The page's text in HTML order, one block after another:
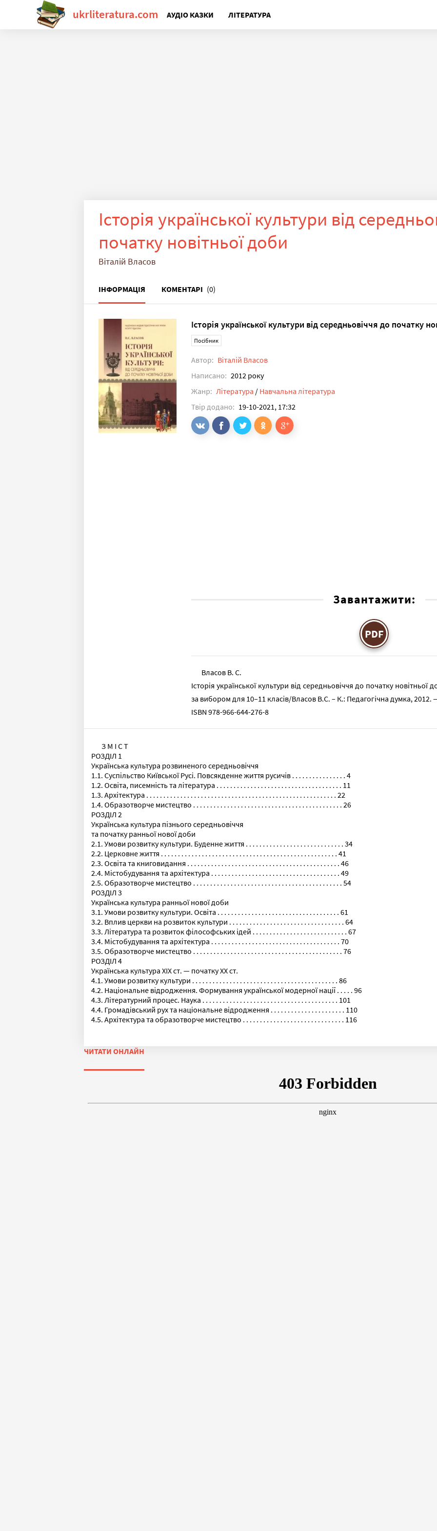
ukrliteratura.com АУДІО КАЗКИ ЛІТЕРАТУРА
Історія української культури від
початку новітньої доби
Віталій Власов
ІНФОРМАЦІЯ КОМЕНТАРІ (0)
Історія української культури від середньовіччя до початку
Посібник
Автор: Віталій Власов
Написано: 2012 року
Жанр: Література / Навчальна література
Твір додано: 19-10-2021, 17:32
Завантажити:
PDF
Власов В. С.
Історія української культури від середньовіччя до початку
за вибором для 10–11 класів/Власов В.С. – К.: Педагогічна думка, 2012.
ISBN 978-966-644-276-8
З М І С Т
РОЗДІЛ 1
Українська культура розвиненого середньовіччя
1.1. Суспільство Київської Русі. Повсякденне життя русичів . . . . . . . . . . . . . . . . 4
1.2. Освіта, писемність та література . . . . . . . . . . . . . . . . . . . . . . . . . . . . . . . . . . . . . 11
1.3. Архітектура . . . . . . . . . . . . . . . . . . . . . . . . . . . . . . . . . . . . . . . . . . . . . . . . . . . . . . . . 22
1.4. Образотворче мистецтво . . . . . . . . . . . . . . . . . . . . . . . . . . . . . . . . . . . . . . . . . . . . 26
РОЗДІЛ 2
Українська культура пізнього середньовіччя
та початку ранньої нової доби
2.1. Умови розвитку культури. Буденне життя . . . . . . . . . . . . . . . . . . . . . . . . . . . . . 34
2.2. Церковне життя . . . . . . . . . . . . . . . . . . . . . . . . . . . . . . . . . . . . . . . . . . . . . . . . . . . . 41
2.3. Освіта та книговидання . . . . . . . . . . . . . . . . . . . . . . . . . . . . . . . . . . . . . . . . . . . . . 46
2.4. Містобудування та архітектура . . . . . . . . . . . . . . . . . . . . . . . . . . . . . . . . . . . . . . 49
2.5. Образотворче мистецтво . . . . . . . . . . . . . . . . . . . . . . . . . . . . . . . . . . . . . . . . . . . . 54
РОЗДІЛ 3
Українська культура ранньої нової доби
3.1. Умови розвитку культури. Освіта . . . . . . . . . . . . . . . . . . . . . . . . . . . . . . . . . . . . 61
3.2. Вплив церкви на розвиток культури . . . . . . . . . . . . . . . . . . . . . . . . . . . . . . . . . . 64
3.3. Література та розвиток філософських ідей . . . . . . . . . . . . . . . . . . . . . . . . . . . . 67
3.4. Містобудування та архітектура . . . . . . . . . . . . . . . . . . . . . . . . . . . . . . . . . . . . . . 70
3.5. Образотворче мистецтво . . . . . . . . . . . . . . . . . . . . . . . . . . . . . . . . . . . . . . . . . . . . 76
РОЗДІЛ 4
Українська культура ХІХ ст. — початку ХХ ст.
4.1. Умови розвитку культури . . . . . . . . . . . . . . . . . . . . . . . . . . . . . . . . . . . . . . . . . . . 86
4.2. Національне відродження. Формування української модерної нації . . . . . 96
4.3. Літературний процес. Наука . . . . . . . . . . . . . . . . . . . . . . . . . . . . . . . . . . . . . . . . 101
4.4. Громадівський рух та національне відродження . . . . . . . . . . . . . . . . . . . . . . 110
4.5. Архітектура та образотворче мистецтво . . . . . . . . . . . . . . . . . . . . . . . . . . . . . . 116
ЧИТАТИ ОНЛАЙН